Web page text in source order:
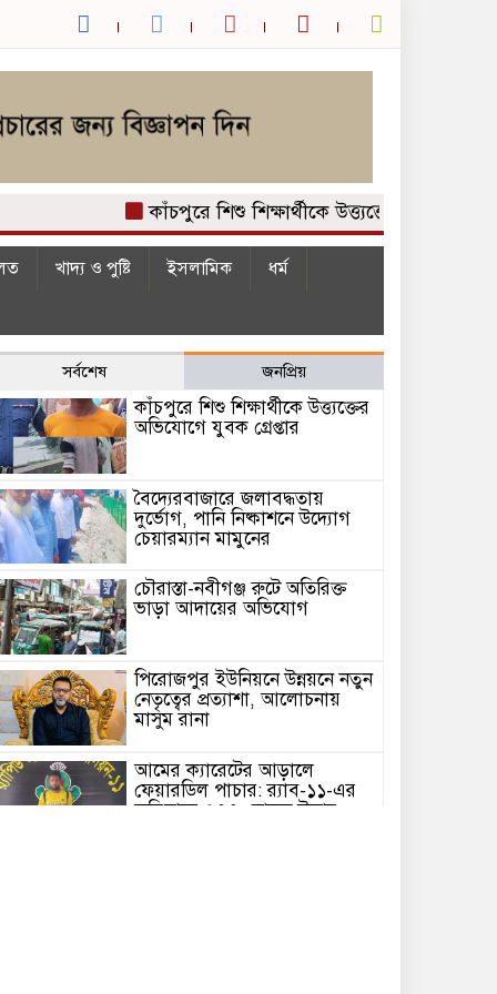
কাঁচপুরে শিশু শিক্ষার্থীকে উত্ত্যক্তের অভিযোগে যুবক
খাদ্য ও পুষ্টি ইসলামিক
ধর্ম
সর্বশেষ জনপ্রিয়
কাঁচপুরে শিশু শিক্ষার্থীকে উত্ত্যক্তের
অভিযোগে যুবক গ্রেপ্তার
বৈদ্যেরবাজারে জলাবদ্ধতায়
দুর্ভোগ, পানি নিষ্কাশনে উদ্যোগ
চেয়ারম্যান মামুনের
চৌরাস্তা-নবীগঞ্জ রুটে অতিরিক্ত
ভাড়া আদায়ের অভিযোগ
পিরোজপুর ইউনিয়নে উন্নয়নে নতুন
নেতৃত্বের প্রত্যাশা, আলোচনায়
মাসুম রানা
আমের ক্যারেটের আড়ালে
ফেয়ারডিল পাচার: র‍্যাব-১১-এর
অভিযানে ৩৭৭ বোতল উদ্ধার,